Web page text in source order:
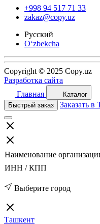
+998 94 517 71 33
zakaz@copy.uz
Русский
O‘zbekcha
Copyright © 2025 Copy.uz
Разработка сайта
Главная
Каталог
Быстрый заказ
Заказать в
Наименование
ИНН / КПП
Выберите город
Ташкент